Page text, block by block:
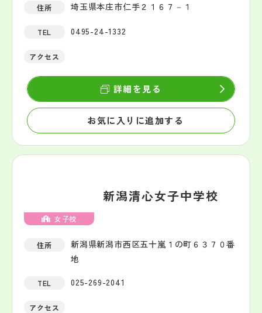
住所 埼玉県本庄市仁手２１６７－１
TEL 0495-24-1332
アクセス
お気に入りに追加する
詳細を見る
女子校
新潟清心女子中学校
住所
新潟県新潟市西区五十嵐１の町６３７０番
地
TEL 025-269-2041
アクセス